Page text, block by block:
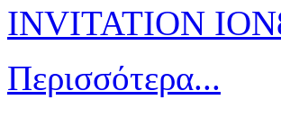
Περισσότερα...